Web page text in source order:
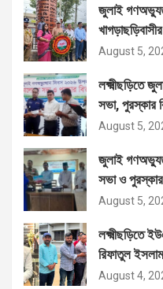
জুলাই
August 5,
লক্ষ্মীছড়িতে
সভা, পুরস্কার
August 5,
জুলাই
সভা ও পুরস্কার
August 5,
লক্ষ্মীছড়িতে
রিফাতুল ইসলাম
August 4,